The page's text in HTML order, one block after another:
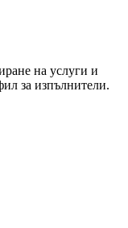
на услуги и
за изпълнители.